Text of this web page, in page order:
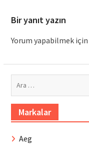
Bir yanıt yazın
Yorum yapabilmek için
Markalar
Aeg